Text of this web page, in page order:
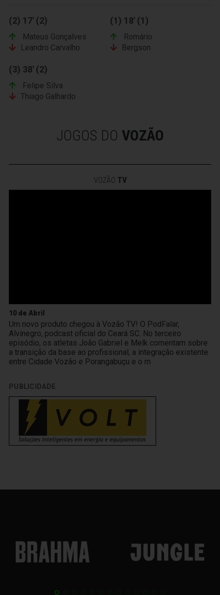
(2) 17' (2)
Mateus Gonçalves
Leandro Carvalho
(1) 18' (1)
Romário
Bergson
(3) 38' (2)
Felipe Silva
Thiago Galhardo
JOGOS DO VOZÃO
VOZÃO TV
10 de Abril
Um novo produto chegou à Vozão TV! O PodFalar,
Alvinegro, podcast oficial do Ceará SC. No terceiro
episódio, os atletas João Gabriel e Melk comentam sobre
a transição da base ao profissional, a integração existente
entre Cidade Vozão e Porangabuçu e o m
PUBLICIDADE